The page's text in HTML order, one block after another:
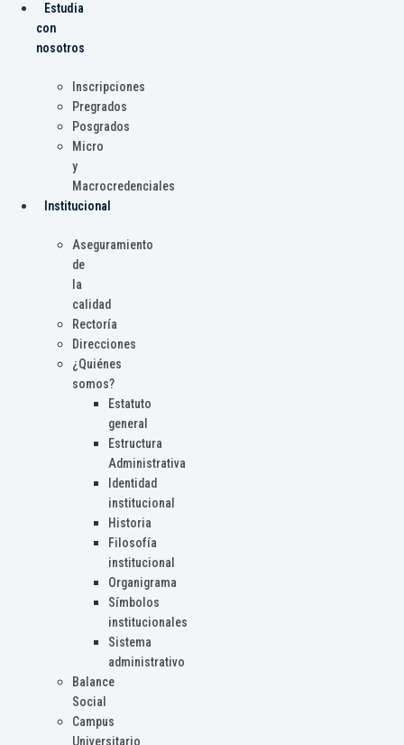
Estudia
con
nosotros
Inscripciones
Pregrados
Posgrados
Micro
y
Macrocredenciales
Institucional
Aseguramiento
de
la
calidad
Rectoría
Direcciones
¿Quiénes
somos?
Estatuto
general
Estructura
Administrativa
Identidad
institucional
Historia
Filosofía
institucional
Organigrama
Símbolos
institucionales
Sistema
administrativo
Balance
Social
Campus
Universitario